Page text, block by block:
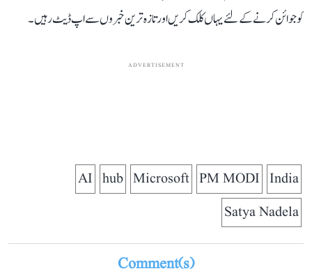
کو جوائن کرنے کے لئے یہاں کلک کریں اور تازہ ترین خبروں سے اپ ڈیٹ رہیں۔
ADVERTISEMENT
India
PM MODI
Microsoft
hub
AI
Satya Nadela
Comment(s)